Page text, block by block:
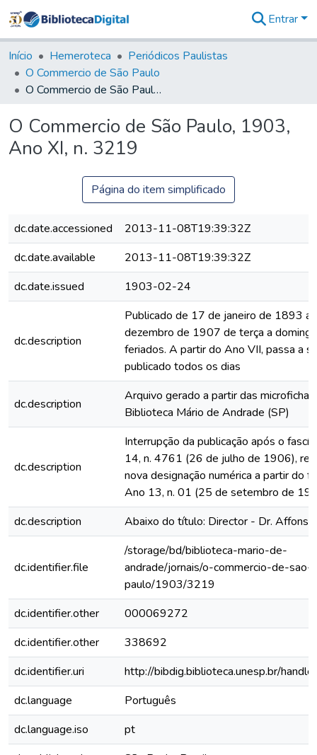
&
Coleções
Tudo na
Biblioteca
Estatísticas
Entrar
Início Hemeroteca
Periódicos Paulistas
O Commercio de São Paulo
O Commercio de São Paulo, 1903, Ano XI, n. 3219
O Commercio de São Paulo, 1903,
Ano XI, n. 3219
Página do item simplificado
dc.date.accessioned
2013-11-08T19:39:32Z
dc.date.available
2013-11-08T19:39:32Z
dc.date.issued
1903-02-24
dc.description
Publicado de 17 de janeiro de 1893 a
dezembro de 1907 de terça a
feriados. A partir do Ano VII, passa a
publicado todos os dias
dc.description
Arquivo gerado a partir das
Biblioteca Mário de Andrade (SP)
dc.description
Interrupção da publicação após o
14, n. 4761 (26 de julho de 1906),
nova designação numérica a partir do
Ano 13, n. 01 (25 de setembro de
dc.description
Abaixo do título: Director - Dr.
dc.identifier.file
/storage/bd/biblioteca-mario-de-
andrade/jornais/o-commercio-de-sao-
paulo/1903/3219
dc.identifier.other
000069272
dc.identifier.other
338692
dc.identifier.uri
http://bibdig.biblioteca.unesp.br/
dc.language
Português
dc.language.iso
pt